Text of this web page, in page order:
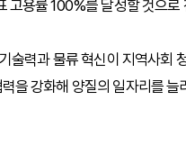
고용률 100%를 달성할 것으로
술력과 물류 혁신이 지역사회
을 강화해 양질의 일자리를